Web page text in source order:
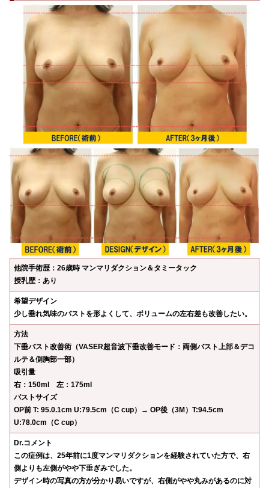
他院手術歴：26歳時 マンマリダクション＆タミータック
授乳歴：あり
希望デザイン
少し垂れ気味のバストを形よくして、ボリュームの左右差も改善したい。
方法
下垂バスト改善術（VASER超音波下垂改善モード：両側バスト上部＆デコ
ルテ＆側胸部一部）
吸引量
右：150ml 左：175ml
バストサイズ
OP前 T: 95.0.1cm U:79.5cm（C cup）→ OP後（3M）T:94.5cm
U:78.0cm（C cup）
Dr.コメント
この症例は、25年前に1度マンマリダクションを経験されていた方で、右
側よりも左側がやや下垂ぎみでした。
デザイン時の写真の方が分かり易いですが、右側がやや丸みがあるのに対